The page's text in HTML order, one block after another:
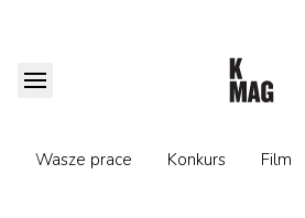
Wasze prace Konkurs Film